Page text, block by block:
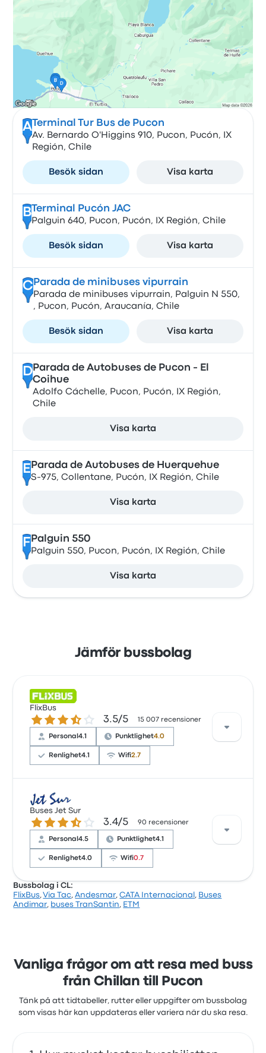
A Terminal Tur Bus de Pucon
Av. Bernardo O'Higgins 910, Pucon, Pucón, IX
Región, Chile
Besök sidan Visa karta
B Terminal Pucón JAC
Palguin 640, Pucon, Pucón, IX Región, Chile
Besök sidan Visa karta
CParada de minibuses vipurrain
Parada de minibuses vipurrain, Palguin N 550,
, Pucon, Pucón, Araucanía, Chile
Besök sidan Visa karta
DParada de Autobuses de Pucon - El
Coihue
Adolfo Cáchelle, Pucon, Pucón, IX Región,
Chile
Visa karta
E Parada de Autobuses de Huerquehue
S-975, Collentane, Pucón, IX Región, Chile
Visa karta
F Palguin 550
Palguin 550, Pucon, Pucón, IX Región, Chile
Visa karta
Jämför bussbolag
FlixBus
3.5 ur 5 stjärnor 3.5/5 15 007 recensioner
Personal4.1 Punktlighet4.0
Renlighet4.1 Wifi2.7
Baserat på 15007 recensioner har företaget 3.5
stjärnor på Busbud. Resenärerna var särskilt nöjda
med biljettåtkomsten och temperaturen men
Buses Jet Sur
3.4 ur 5 stjärnor 3.4/5 90 recensioner
Personal4.5 Punktlighet4.1
Renlighet4.0 Wifi0.7
Baserat på 90 recensioner har företaget 3.4 stjärnor
Bussbolag i CL:
FlixBus,Via Tac,Andesmar,CATA Internacional , Buses
Andimar, buses TranSantin, ETM
Vanliga frågor om att resa med buss
från Chillan till Pucon
Tänk på att tidtabeller, rutter eller uppgifter om bussbolag
som visas här kan uppdateras eller variera när du ska resa.